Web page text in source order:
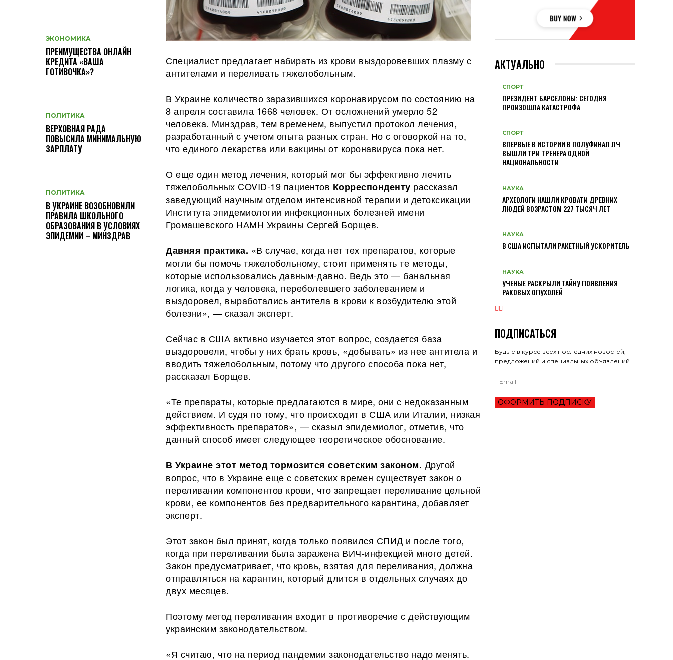
ЭКОНОМИКА
ПРЕИМУЩЕСТВА ОНЛАЙН
КРЕДИТА «ВАША
ГОТИВОЧКА»?
ПОЛИТИКА
ВЕРХОВНАЯ РАДА
ПОВЫСИЛА МИНИМАЛЬНУЮ
ЗАРПЛАТУ
ПОЛИТИКА
В УКРАИНЕ ВОЗОБНОВИЛИ
ПРАВИЛА ШКОЛЬНОГО
ОБРАЗОВАНИЯ В УСЛОВИЯХ
ЭПИДЕМИИ – МИНЗДРАВ
Специалист предлагает набирать из крови выздоровевших плазму с
антителами и переливать тяжелобольным.
В Украине количество заразившихся коронавирусом по состоянию на
8 апреля составила 1668 человек. От осложнений умерло 52
человека. Минздрав, тем временем, выпустил протокол лечения,
разработанный с учетом опыта разных стран. Но с оговоркой на то,
что единого лекарства или вакцины от коронавируса пока нет.
О еще один метод лечения, который мог бы эффективно лечить
тяжелобольных COVID-19 пациентов Корреспонденту рассказал
заведующий научным отделом интенсивной терапии и детоксикации
Института эпидемиологии инфекционных болезней имени
Громашевского НАМН Украины Сергей Борщев.
Давняя практика. «В случае, когда нет тех препаратов, которые
могли бы помочь тяжелобольному, стоит применять те методы,
которые использовались давным-давно. Ведь это — банальная
логика, когда у человека, переболевшего заболеванием и
выздоровел, выработались антитела в крови к возбудителю этой
болезни», — сказал эксперт.
Сейчас в США активно изучается этот вопрос, создается база
выздоровели, чтобы у них брать кровь, «добывать» из нее антитела и
вводить тяжелобольным, потому что другого способа пока нет,
рассказал Борщев.
«Те препараты, которые предлагаются в мире, они с недоказанным
действием. И судя по тому, что происходит в США или Италии, низкая
эффективность препаратов», — сказыл эпидемиолог, отметив, что
данный способ имеет следующее теоретическое обоснование.
В Украине этот метод тормозится советским законом. Другой
вопрос, что в Украине еще с советских времен существует закон о
переливании компонентов крови, что запрещает переливание цельной
крови, ее компонентов без предварительного карантина, добавляет
эксперт.
Этот закон был принят, когда только появился СПИД и после того,
когда при переливании была заражена ВИЧ-инфекцией много детей.
Закон предусматривает, что кровь, взятая для переливания, должна
отправляться на карантин, который длится в отдельных случаях до
двух месяцев.
Поэтому метод переливания входит в противоречие с действующим
украинским законодательством.
«Я считаю, что на период пандемии законодательство надо менять.
АКТУАЛЬНО
СПОРТ
ПРЕЗИДЕНТ БАРСЕЛОНЫ: СЕГОДНЯ
ПРОИЗОШЛА КАТАСТРОФА
СПОРТ
ВПЕРВЫЕ В ИСТОРИИ В ПОЛУФИНАЛ ЛЧ
ВЫШЛИ ТРИ ТРЕНЕРА ОДНОЙ
НАЦИОНАЛЬНОСТИ
НАУКА
АРХЕОЛОГИ НАШЛИ КРОВАТИ ДРЕВНИХ
ЛЮДЕЙ ВОЗРАСТОМ 227 ТЫСЯЧ ЛЕТ
НАУКА
В США ИСПЫТАЛИ РАКЕТНЫЙ УСКОРИТЕЛЬ
НАУКА
УЧЕНЫЕ РАСКРЫЛИ ТАЙНУ ПОЯВЛЕНИЯ
РАКОВЫХ ОПУХОЛЕЙ
ПОДПИСАТЬСЯ
Будьте в курсе всех последних новостей,
предложений и специальных объявлений.
ОФОРМИТЬ ПОДПИСКУ